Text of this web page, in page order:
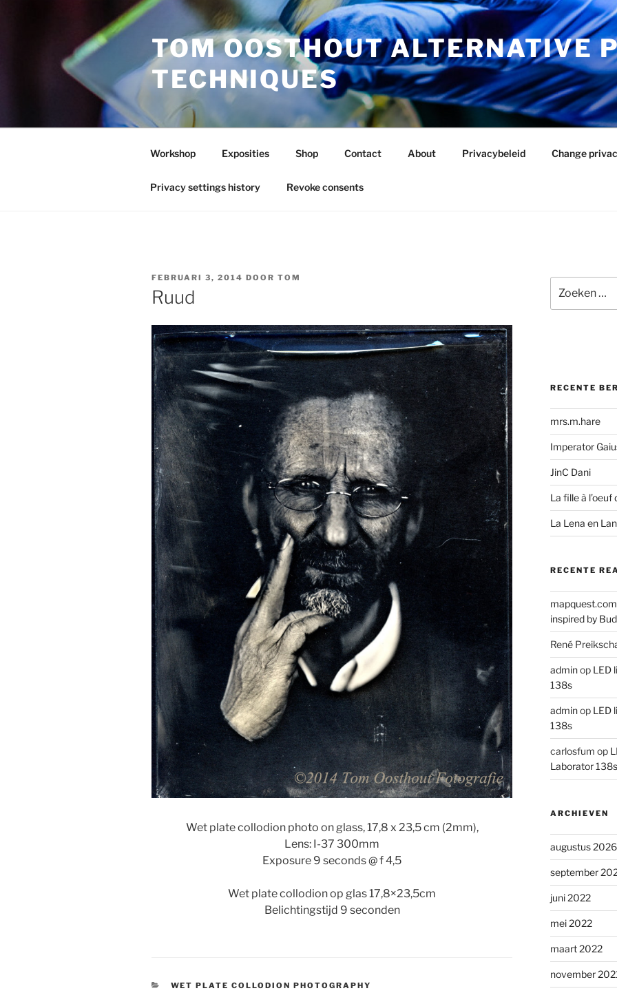
TOM OOSTHOUT ALTERNATIVE
TECHNIQUES
Workshop Exposities Shop Contact About Privacybeleid Change
Privacy settings history Revoke consents
GEPLAATST
OP
FEBRUARI 3, 2014 DOOR TOM
Ruud
Wet plate collodion photo on glass, 17,8 x 23,5 cm (2mm),
Lens: I-37 300mm
Exposure 9 seconds @ f 4,5
Wet plate collodion op glas 17,8×23,5cm
Belichtingstijd 9 seconden
CATEGORIEËN
WET PLATE COLLODION PHOTOGRAPHY
naar:
RECENTE
mrs.m.hare
Imperator
JinC Dani
La fille à l’oeuf
La Lena en
RECENTE
mapquest.com
inspired by
René
adminop LED
138s
adminop LED
138s
carlosfum op
Laborator 138s
ARCHIEVEN
augustus 2026
september
juni 2022
mei 2022
maart 2022
november